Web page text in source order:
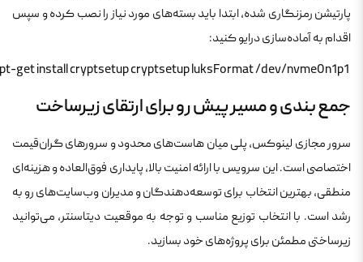
پارتیشن رمزنگاری شده، ابتدا باید بسته‌های مورد نیاز را نصب کرده و سپس
اقدام به آماده‌سازی درایو کنید:
جمع بندی و مسیر پیش رو برای ارتقای زیرساخت
سرور مجازی لینوکس، پلی میان هاست‌های محدود و سرورهای گران‌قیمت
اختصاصی است. این سرویس با ارائه امنیت بالا، پایداری فوق‌العاده و هزینه‌ای
منطقی، بهترین انتخاب برای توسعه‌دهندگان و مدیران وب‌سایت‌های رو به
رشد است. با انتخاب توزیع مناسب و توجه به موقعیت دیتاسنتر، می‌توانید
زیرساختی مطمئن برای پروژه‌های خود بسازید.